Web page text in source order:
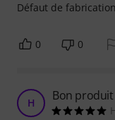
Défaut de
0 0
H Bon produit